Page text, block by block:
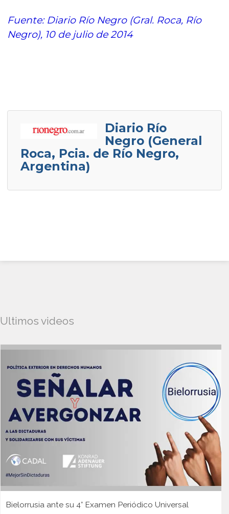
Fuente: Diario Río Negro (Gral. Roca, Río
Negro), 10 de julio de 2014
Diario Río
Negro (General
Roca, Pcia. de Río Negro,
Argentina)
Ultimos videos
Bielorrusia ante su 4° Examen Periódico Universal